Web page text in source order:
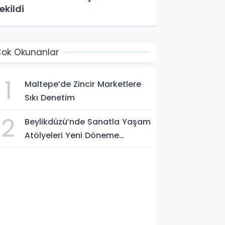
Okunanlar
1
Maltepe’de Zincir Marketlere
Sıkı Denetim
2
Beylikdüzü’nde Sanatla Yaşam
Atölyeleri Yeni Döneme